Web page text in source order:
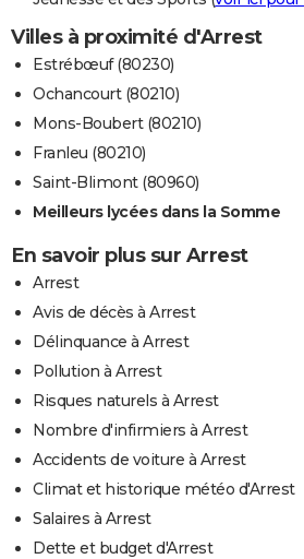
Villes à proximité d'Arrest
Estrébœuf (80230)
Ochancourt (80210)
Mons-Boubert (80210)
Franleu (80210)
Saint-Blimont (80960)
Meilleurs lycées dans la Somme
En savoir plus sur Arrest
Arrest
Avis de décès à Arrest
Délinquance à Arrest
Pollution à Arrest
Risques naturels à Arrest
Nombre d'infirmiers à Arrest
Accidents de voiture à Arrest
Climat et historique météo d'Arrest
Salaires à Arrest
Dette et budget d'Arrest